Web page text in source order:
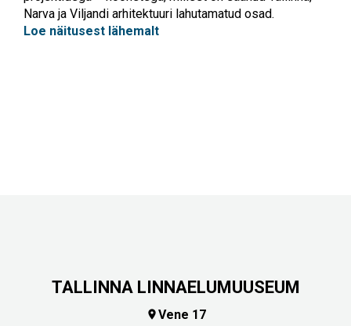
Narva ja Viljandi arhitektuuri lahutamatud osad.
Loe näitusest lähemalt
TALLINNA LINNAELUMUUSEUM
Vene 17